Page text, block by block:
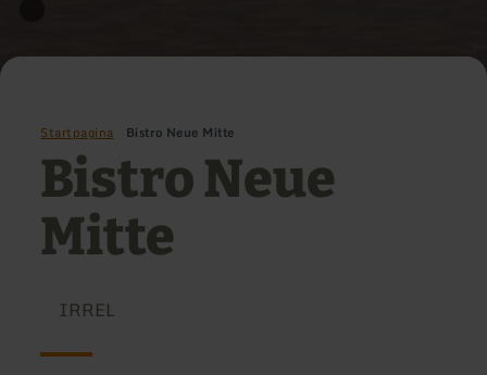
Startpagina Bistro Neue Mitte
Bistro Neue
Mitte
IRREL